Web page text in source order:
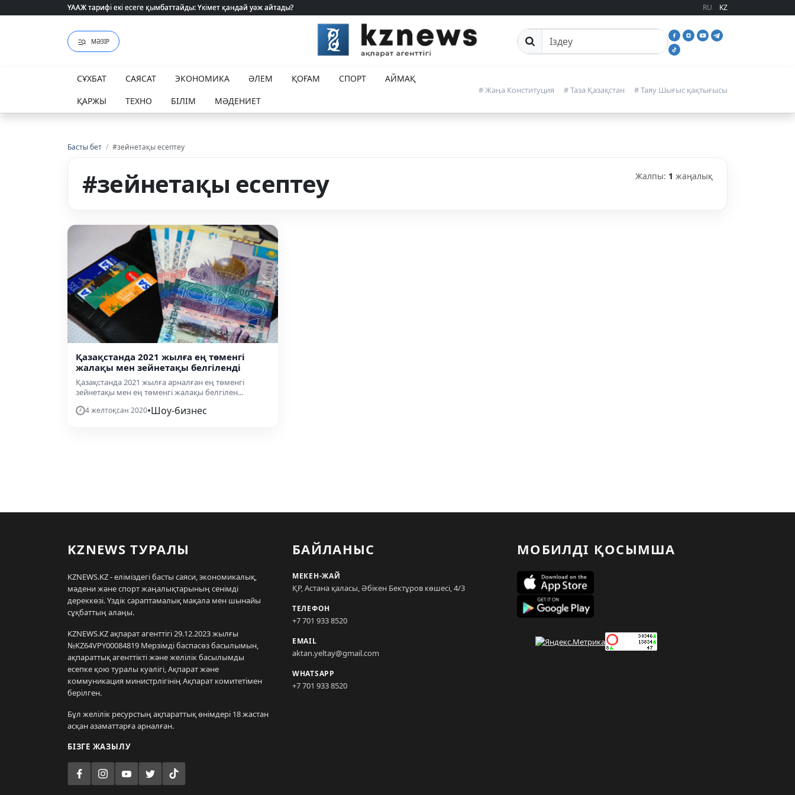
ҮААЖ тарифі екі есеге қымбаттайды: Үкімет қандай уәж айтады?
ҮААЖ тарифі екі есеге қымбаттайды: Үкімет қандай уәж айтады? RU KZ
МӘЗІР Сайттан іздеу
СҰХБАТ САЯСАТ ЭКОНОМИКА ӘЛЕМ ҚОҒАМ СПОРТ
АЙМАҚ
ҚАРЖЫ
ТЕХНО БІЛІМ МӘДЕНИЕТ
# Жаңа Конституция # Таза Қазақстан # Таяу Шығыс қақтығысы
Басты бет / #зейнетақы есептеу
#зейнетақы есептеу Жалпы: 1 жаңалық
Қазақстанда 2021 жылға ең төменгі
жалақы мен зейнетақы белгіленді
Қазақстанда 2021 жылға арналған ең төменгі
зейнетақы мен ең төменгі жалақы белгілен...
4 желтоқсан 2020•Шоу-бизнес
KZNEWS ТУРАЛЫ
KZNEWS.KZ - еліміздегі басты саяси, экономикалық,
мәдени және спорт жаңалықтарының сенімді
дереккөзі. Үздік сараптамалық мақала мен шынайы
сұқбаттың алаңы.
KZNEWS.KZ ақпарат агенттігі 29.12.2023 жылғы
№KZ64VPY00084819 Мерзімді баспасөз басылымын,
ақпараттық агенттікті және желілік басылымды
есепке қою туралы куәлігі, Ақпарат және
коммуникация министрлігінің Ақпарат комитетімен
берілген.
Бұл желілік ресурстың ақпараттық өнімдері 18 жастан
асқан азаматтарға арналған.
БІЗГЕ ЖАЗЫЛУ
БАЙЛАНЫС
МЕКЕН-ЖАЙ
ҚР, Астана қаласы, Әбікен Бектұров көшесі, 4/3
ТЕЛЕФОН
+7 701 933 8520
EMAIL
aktan.yeltay@gmail.com
WHATSAPP
+7 701 933 8520
МОБИЛДІ ҚОСЫМША